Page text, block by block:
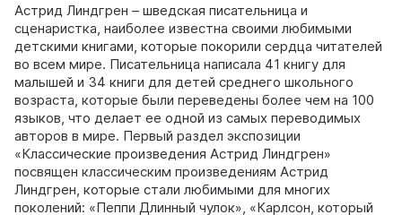
Астрид Линдгрен – шведская писательница и
сценаристка, наиболее известна своими любимыми
детскими книгами, которые покорили сердца читателей
во всем мире. Писательница написала 41 книгу для
малышей и 34 книги для детей среднего школьного
возраста, которые были переведены более чем на 100
языков, что делает ее одной из самых переводимых
авторов в мире. Первый раздел экспозиции
«Классические произведения Астрид Линдгрен»
посвящен классическим произведениям Астрид
Линдгрен, которые стали любимыми для многих
поколений: «Пеппи Длинный чулок», «Карлсон, который